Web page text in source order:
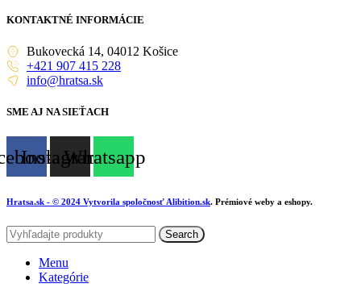
KONTAKTNÉ INFORMÁCIE
Bukovecká 14, 04012 Košice
+421 907 415 228
info@hratsa.sk
SME AJ NA SIEŤACH
InstagramWhatsapp
Hratsa.sk - © 2024 Vytvorila spoločnosť Alibition.sk. Prémiové weby a eshopy.
Search
Menu
Kategórie